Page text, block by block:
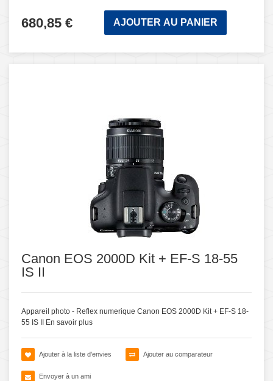
680,85 € AJOUTER AU PANIER
Canon EOS 2000D Kit + EF-S 18-55
IS II
Appareil photo - Reflex numerique Canon EOS 2000D Kit + EF-S 18-
55 IS II En savoir plus
Ajouter à la liste d'envies Ajouter au comparateur
Envoyer à un ami